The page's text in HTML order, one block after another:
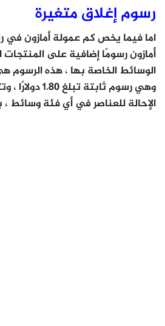
رسوم إغلاق متغيرة
اما فيما يخص كم عمولة أمازون في
أمازون رسومًا إضافية على
الوسائط الخاصة بها ، هذه الرسوم
وهي رسوم ثابتة
الإحالة للعناصر في أي فئة وسائط